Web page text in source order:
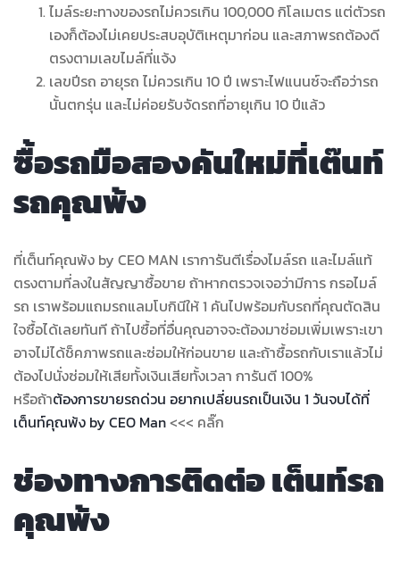
ไมล์ระยะทางของรถไม่ควรเกิน 100,000 กิโลเมตร แต่ตัวรถ
เองก็ต้องไม่เคยประสบอุบัติเหตุมาก่อน และสภาพรถต้องดี
ตรงตามเลขไมล์ที่แจ้ง
เลขปีรถ อายุรถ ไม่ควรเกิน 10 ปี เพราะไฟแนนซ์จะถือว่ารถ
นั้นตกรุ่น และไม่ค่อยรับจัดรถที่อายุเกิน 10 ปีแล้ว
ซื้อรถมือสองคันใหม่ที่เต๊นท์
รถคุณพ้ง
ที่เต็นท์คุณพ้ง by CEO MAN เราการันตีเรื่องไมล์รถ และไมล์แท้
ตรงตามที่ลงในสัญญาซื้อขาย ถ้าหากตรวจเจอว่ามีการ กรอไมล์
รถ เราพร้อมแถมรถแลมโบกินีให้ 1 คันไปพร้อมกับรถที่คุณตัดสิน
ใจซื้อได้เลยทันที ถ้าไปซื้อที่อื่นคุณอาจจะต้องมาซ่อมเพิ่มเพราะเขา
อาจไม่ได้ช็คภาพรถและซ่อมให้ก่อนขาย และถ้าซื้อรถกับเราแล้วไม่
ต้องไปนั่งซ่อมให้เสียทั้งเงินเสียทั้งเวลา การันตี 100%
หรือถ้าต้องการขายรถด่วน อยากเปลี่ยนรถเป็นเงิน 1 วันจบได้ที่
เต็นท์คุณพ้ง by CEO Man<<< คลิ๊ก
ช่องทางการติดต่อ เต็นท์รถ
คุณพ้ง